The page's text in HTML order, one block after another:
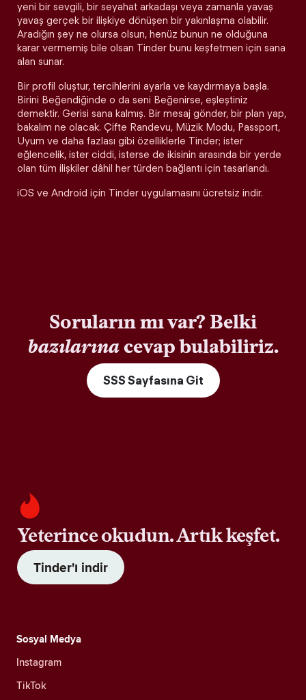
yeni bir sevgili, bir seyahat arkadaşı veya zamanla yavaş
yavaş gerçek bir ilişkiye dönüşen bir yakınlaşma olabilir.
Aradığın şey ne olursa olsun, henüz bunun ne olduğuna
karar vermemiş bile olsan Tinder bunu keşfetmen için sana
alan sunar.
Bir profil oluştur, tercihlerini ayarla ve kaydırmaya başla.
Birini Beğendiğinde o da seni Beğenirse, eşleştiniz
demektir. Gerisi sana kalmış. Bir mesaj gönder, bir plan yap,
bakalım ne olacak. Çifte Randevu, Müzik Modu, Passport,
Uyum ve daha fazlası gibi özelliklerle Tinder; ister
eğlencelik, ister ciddi, isterse de ikisinin arasında bir yerde
olan tüm ilişkiler dâhil her türden bağlantı için tasarlandı.
iOS ve Android için Tinder uygulamasını ücretsiz indir.
Soruların mı var? Belki
bazılarınacevap bulabiliriz.
SSS Sayfasına Git
Yeterince okudun. Artık keşfet.
Tinder'ı indir
Sosyal Medya
Instagram
TikTok